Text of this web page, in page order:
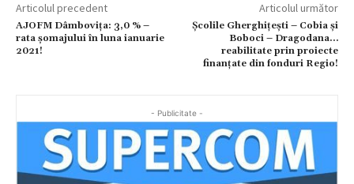
Articolul precedent
AJOFM Dâmbovița: 3,0 % –
rata şomajului în luna ianuarie
2021!
Articolul următor
Școlile Gherghițești – Cobia și
Boboci – Dragodana…
reabilitate prin proiecte
finanțate din fonduri Regio!
- Publicitate -